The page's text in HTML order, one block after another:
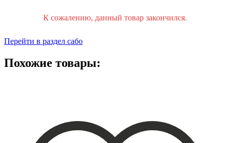
К сожалению, данный товар закончился.
Перейти в раздел сабо
Похожие товары: